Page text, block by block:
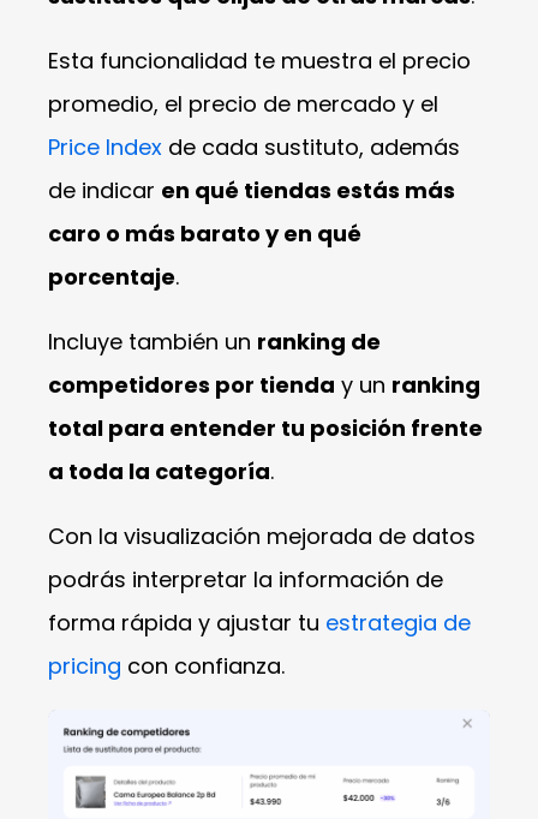
Esta funcionalidad te muestra el precio
promedio, el precio de mercado y el
Price Index de cada sustituto, además
de indicar en qué tiendas estás más
caro o más barato y en qué
porcentaje.
Incluye también un ranking de
competidores por tienda y un ranking
total para entender tu posición frente
a toda la categoría.
Con la visualización mejorada de datos
podrás interpretar la información de
forma rápida y ajustar tu estrategia de
pricing con confianza.